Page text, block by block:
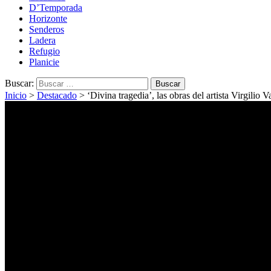
D’Temporada
Horizonte
Senderos
Ladera
Refugio
Planicie
Buscar:
Inicio > Destacado > ‘Divina tragedia’, las obras del artista Virgilio